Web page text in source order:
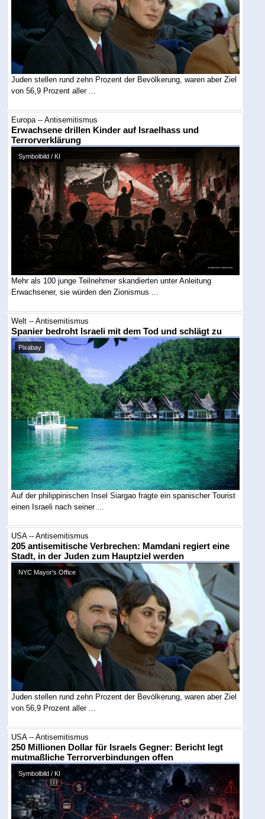
Juden stellen rund zehn Prozent der Bevölkerung, waren aber Ziel
von 56,9 Prozent aller ...
Europa -- Antisemitismus
Erwachsene drillen Kinder auf Israelhass und
Terrorverklärung
Symbolbild / KI
Mehr als 100 junge Teilnehmer skandierten unter Anleitung
Erwachsener, sie würden den Zionismus ...
Welt -- Antisemitismus
Spanier bedroht Israeli mit dem Tod und schlägt zu
Pixabay
Auf der philippinischen Insel Siargao fragte ein spanischer Tourist
einen Israeli nach seiner ...
USA -- Antisemitismus
205 antisemitische Verbrechen: Mamdani regiert eine
Stadt, in der Juden zum Hauptziel werden
NYC Mayor's Office
Juden stellen rund zehn Prozent der Bevölkerung, waren aber Ziel
von 56,9 Prozent aller ...
USA -- Antisemitismus
250 Millionen Dollar für Israels Gegner: Bericht legt
mutmaßliche Terrorverbindungen offen
Symbolbild / KI